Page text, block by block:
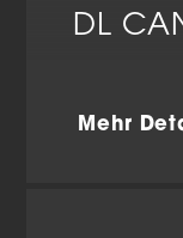
DL
Mehr